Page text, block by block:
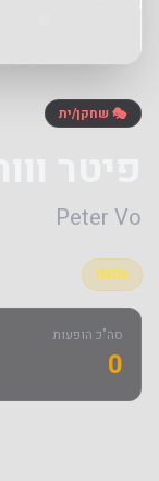
🎭 שחקן/ית
Peter Vo
IMDb
סה"כ הופעות
0